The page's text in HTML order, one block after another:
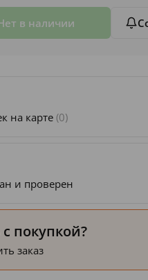
в наличии
на карте (0)
и проверен
покупкой?
заказ